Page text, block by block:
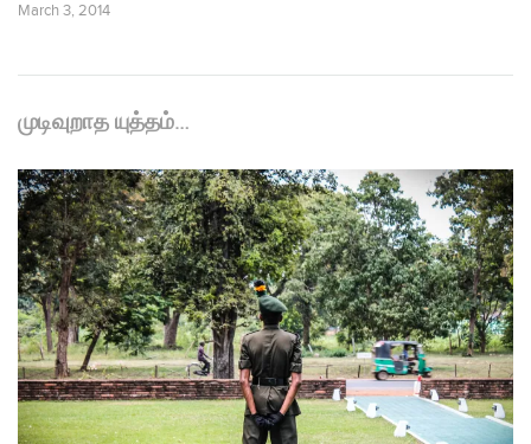
March 3, 2014
முடிவுறாத யுத்தம்…